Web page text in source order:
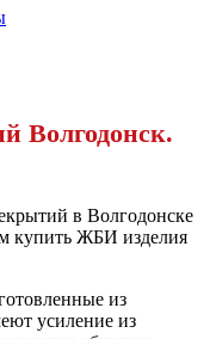
Волгодонск.
в Волгодонске
купить ЖБИ изделия
из
усиление из